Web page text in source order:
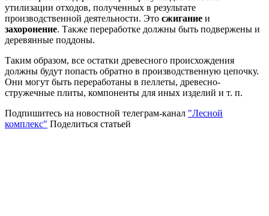
утилизации отходов, полученных в результате
производственной деятельности. Это сжигание и
захоронение. Также переработке должны быть подвержены и
деревянные поддоны.
Таким образом, все остатки древесного происхождения
должны будут попасть обратно в производственную цепочку.
Они могут быть переработаны в пеллеты, древесно-
стружечные плиты, компоненты для иных изделий и т. п.
Подпишитесь на новостной телеграм-канал "Лесной
комплекс" Поделиться статьей